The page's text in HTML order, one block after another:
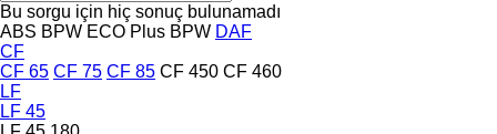
Bu sorgu için hiç sonuç bulunamadı
ABS BPW ECO Plus BPW DAF
CF
CF 65 CF 75 CF 85 CF 450 CF 460
LF
LF 45